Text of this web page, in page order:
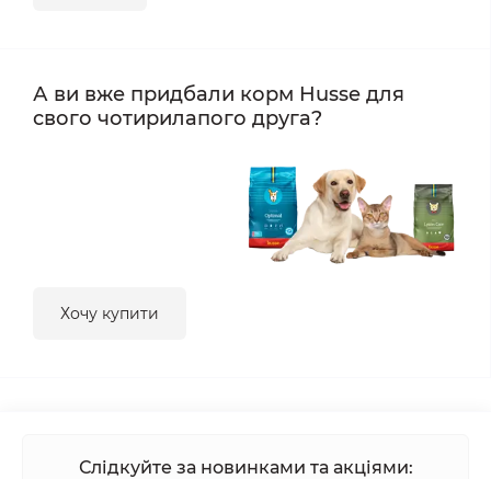
А ви вже придбали корм Husse для
свого чотирилапого друга?
Хочу купити
Слідкуйте за новинками та акціями: